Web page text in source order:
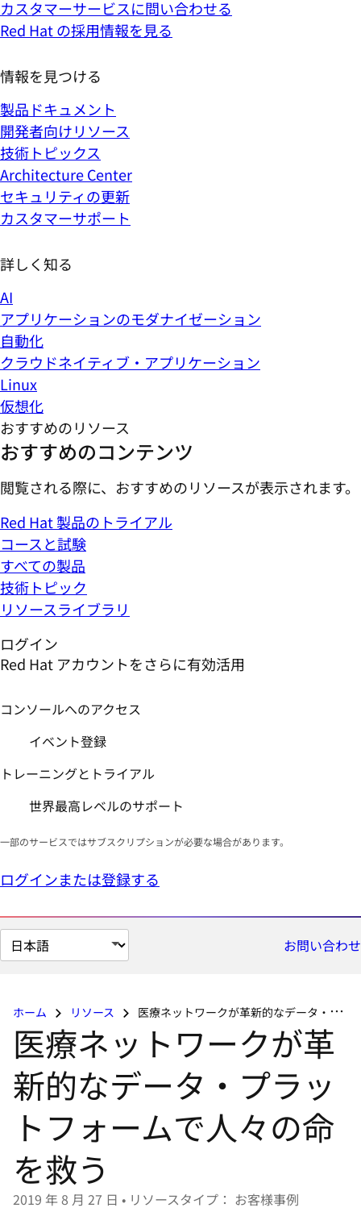
カスタマーサービスに問い合わせる
Red Hat の採用情報を見る
情報を見つける
製品ドキュメント
開発者向けリソース
技術トピックス
Architecture Center
セキュリティの更新
カスタマーサポート
詳しく知る
AI
アプリケーションのモダナイゼーション
自動化
クラウドネイティブ・アプリケーション
Linux
仮想化
おすすめのリソース
おすすめのコンテンツ
閲覧される際に、おすすめのリソースが表示されます。
Red Hat 製品のトライアル
コースと試験
すべての製品
技術トピック
リソースライブラリ
ログイン
Red Hat アカウントをさらに有効活用
コンソールへのアクセス
イベント登録
トレーニングとトライアル
世界最高レベルのサポート
一部のサービスではサブスクリプションが必要な場合があります。
ログインまたは登録する
ペ
ー
の
選
だ
お問い合わせ
ホーム リソース 医療ネットワークが革新的なデータ・プラットフォームで人々の命を救う
医療ネットワークが革
新的なデータ・プラッ
トフォームで人々の命
を救う
2019 年 8 月 27 日 • リソースタイプ： お客様事例